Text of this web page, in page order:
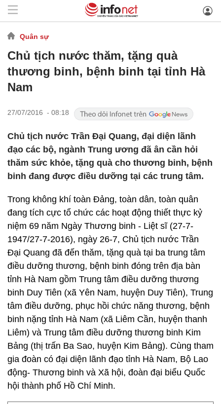
Quân sự
Chủ tịch nước thăm, tặng quà
thương binh, bệnh binh tại tỉnh Hà
Nam
27/07/2016 - 08:18
Chủ tịch nước Trần Đại Quang, đại diện lãnh
đạo các bộ, ngành Trung ương đã ân cần hỏi
thăm sức khỏe, tặng quà cho thương binh, bệnh
binh đang được điều dưỡng tại các trung tâm.
Trong không khí toàn Đảng, toàn dân, toàn quân
đang tích cực tổ chức các hoạt động thiết thực kỷ
niệm 69 năm Ngày Thương binh - Liệt sĩ (27-7-
1947/27-7-2016), ngày 26-7, Chủ tịch nước Trần
Đại Quang đã đến thăm, tặng quà tại ba trung tâm
điều dưỡng thương, bệnh binh đóng trên địa bàn
tỉnh Hà Nam gồm Trung tâm điều dưỡng thương
binh Duy Tiên (xã Yên Nam, huyện Duy Tiên), Trung
tâm điều dưỡng, phục hồi chức năng thương, bệnh
binh nặng tỉnh Hà Nam (xã Liêm Cần, huyện thanh
Liêm) và Trung tâm điều dưỡng thương binh Kim
Bảng (thị trấn Ba Sao, huyện Kim Bảng). Cùng tham
gia đoàn có đại diện lãnh đạo tỉnh Hà Nam, Bộ Lao
động- Thương binh và Xã hội, đoàn đại biểu Quốc
hội thành phố Hồ Chí Minh.